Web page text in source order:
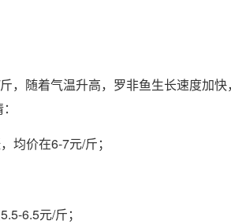
随着气温升高，罗非鱼生长速度加快，
均价在6-7元/斤；
6.5元/斤；